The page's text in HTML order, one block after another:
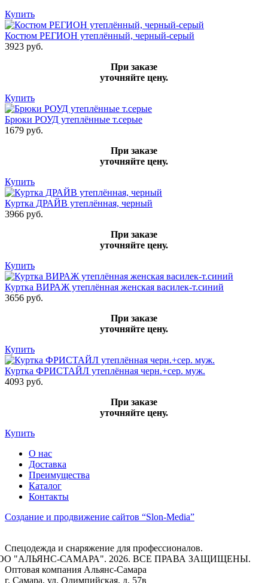
Купить
Костюм РЕГИОН утеплённый, черный-серый
3923 руб.
При заказе
уточняйте цену.
Купить
Брюки РОУД утеплённые т.серые
1679 руб.
При заказе
уточняйте цену.
Купить
Куртка ДРАЙВ утеплённая, черный
3966 руб.
При заказе
уточняйте цену.
Купить
Куртка ВИРАЖ утеплённая женская василек-т.синий
3656 руб.
При заказе
уточняйте цену.
Купить
Куртка ФРИСТАЙЛ утеплённая черн.+сер. муж.
4093 руб.
При заказе
уточняйте цену.
Купить
О нас
Доставка
Преимущества
Каталог
Контакты
Создание и продвижение сайтов “Slon-Media”
Спецодежда и снаряжение для профессионалов.
"АЛЬЯНС-САМАРА". 2026. ВСЕ ПРАВА ЗАЩИЩЕНЫ.
Оптовая компания Альянс-Самара
г. Самара, ул. Олимпийская, д. 57в